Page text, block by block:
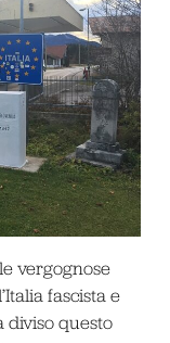
vergognose
fascista e
diviso questo